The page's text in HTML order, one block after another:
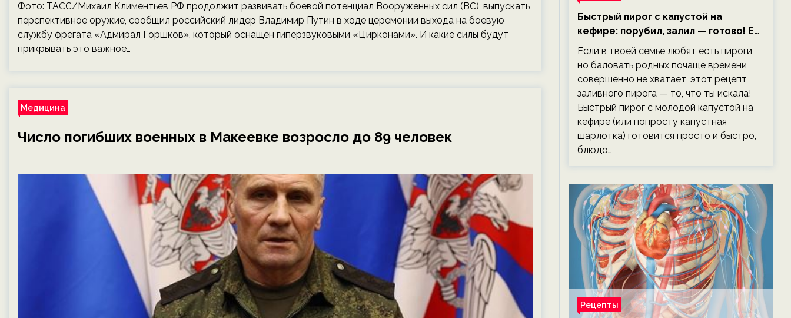
Фото: ТАСС/Михаил Климентьев РФ продолжит развивать боевой потенциал Вооруженных сил (ВС), выпускать
перспективное оружие, сообщил российский лидер Владимир Путин в ходе церемонии выхода на боевую
службу фрегата «Адмирал Горшков», который оснащен гиперзвуковыми «Цирконами». И какие силы будут
прикрывать это важное…
Медицина
Число погибших военных в Макеевке возросло до 89 человек
Быстрый пирог с капустой на
кефире: порубил, залил — готово! Ем,
не тревожась о фигуре!
Если в твоей семье любят есть пироги,
но баловать родных почаще времени
совершенно не хватает, этот рецепт
заливного пирога — то, что ты искала!
Быстрый пирог с молодой капустой на
кефире (или попросту капустная
шарлотка) готовится просто и быстро,
блюдо…
Рецепты